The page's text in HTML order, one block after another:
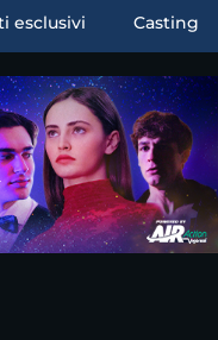
esclusivi Casting